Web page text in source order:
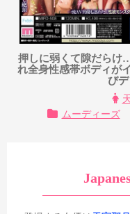
押しに弱くて隙だらけ
れ全身性感帯ボディが
び
ムーディーズ